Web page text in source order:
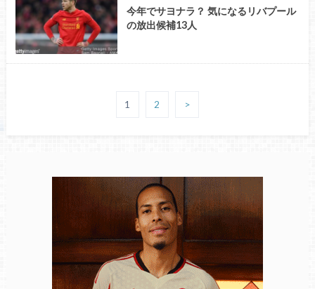
今年でサヨナラ？ 気になるリバプール
の放出候補13人
1 2 >